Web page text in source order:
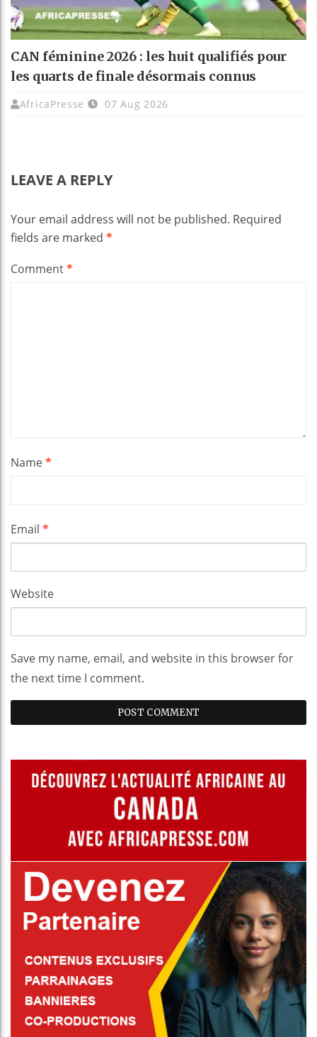
CAN féminine 2026 : les huit qualifiés pour
les quarts de finale désormais connus
AfricaPresse 07 Aug 2026
LEAVE A REPLY
Your email address will not be published. Required
fields are marked *
Comment*
Name*
Email *
Website
Save my name, email, and website in this browser for
the next time I comment.